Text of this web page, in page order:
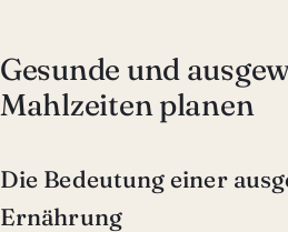
Gesunde und
Mahlzeiten planen
Die Bedeutung einer
Ernährung